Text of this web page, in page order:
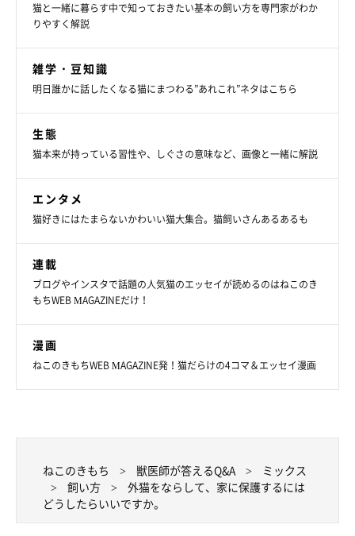
猫と一緒に暮らす中で知っておきたい基本の飼い方を専門家がわか
りやすく解説
雑学・豆知識
明日誰かに話したくなる猫にまつわる”あれこれ”ネタはこちら
生態
猫本来が持っている習性や、しぐさの意味など、画像と一緒に解説
エンタメ
猫好きにはたまらないかわいい猫大集合。猫飼いさんあるあるも
連載
ブログやインスタで話題の人気猫のエッセイが読めるのはねこのき
もちWEB MAGAZINEだけ！
漫画
ねこのきもちWEB MAGAZINE発！猫だらけの4コマ＆エッセイ漫画
ねこのきもち 獣医師が答えるQ&A
ミックス
飼い方
外猫をならして、家に保護するには
どうしたらいいですか。